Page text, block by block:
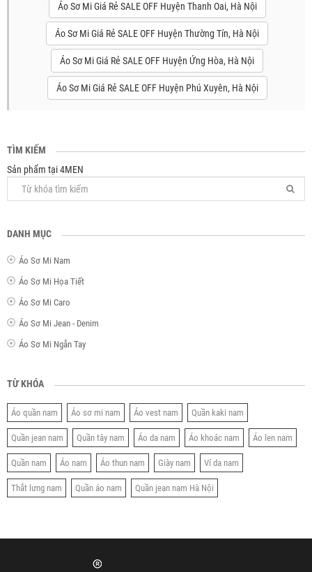
Áo Sơ Mi Giá Rẻ SALE OFF Huyện Thanh Oai, Hà Nội
Áo Sơ Mi Giá Rẻ SALE OFF Huyện Thường Tín, Hà Nội
Áo Sơ Mi Giá Rẻ SALE OFF Huyện Ứng Hòa, Hà Nội
Áo Sơ Mi Giá Rẻ SALE OFF Huyện Phú Xuyên, Hà Nội
TÌM KIẾM
Sản phẩm tại 4MEN
DANH MỤC
Áo Sơ Mi Nam
Áo Sơ Mi Họa Tiết
Áo Sơ Mi Caro
Áo Sơ Mi Jean - Denim
Áo Sơ Mi Ngắn Tay
TỪ KHÓA
Áo quần nam Áo sơ mi nam Áo vest nam Quần kaki nam
Quần jean nam Quần tây nam Áo da nam Áo khoác nam Áo len nam
Quần nam Áo nam Áo thun nam Giày nam Ví da nam
Thắt lưng nam Quần áo nam Quần jean nam Hà Nội